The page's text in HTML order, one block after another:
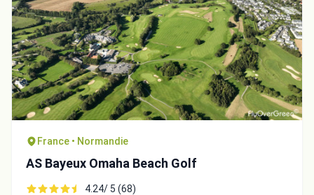
France • Normandie
AS Bayeux Omaha Beach Golf
4.24/ 5 (68)